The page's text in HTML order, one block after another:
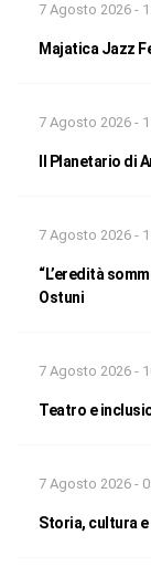
7 Agosto 2026 -
Majatica Jazz
7 Agosto 2026 -
Il Planetario di
7 Agosto 2026 -
“L’eredità
Ostuni
7 Agosto 2026 -
Teatro e
7 Agosto 2026 -
Storia, cultura